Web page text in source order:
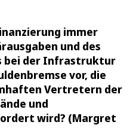
immer
und des
bei der Infrastruktur
vor, die
Vertretern der
und
wird? (Margret